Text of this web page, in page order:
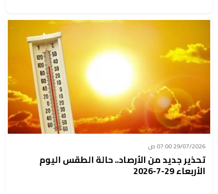
29/07/2026 07:00 ص
تحذير جديد من الأرصاد.. حالة الطقس اليوم
الأربعاء 29-7-2026